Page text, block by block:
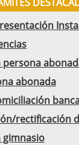
persona
abonada
rectificación
gimnasio